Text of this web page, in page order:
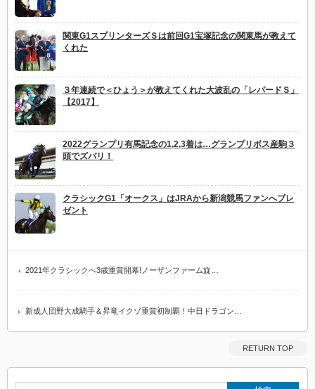
関東G1スプリンターズＳは前回G1宝塚記念の関東馬が教えて
くれた
３年連続で＜ひょう＞が教えてくれた大波乱の「レパードＳ」
【2017】
2022グランプリ有馬記念の1,2,3着は…グランプリボス産駒３
頭でズバリ！
クラシックG1「オークス」はJRAから新潟競馬ファンへプレ
ゼント
2021年クラシックへ3歳重賞開幕!ノーザンファーム旋…
新成人団野大成騎手＆昇竜イクゾ重賞初制覇！中日ドラゴン…
RETURN TOP